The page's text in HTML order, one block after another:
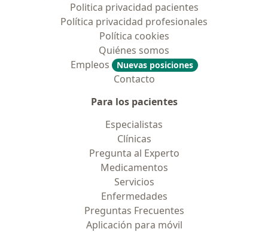
Politica privacidad pacientes
Política privacidad profesionales
Política cookies
Quiénes somos
Empleos
Nuevas posiciones
Contacto
Para los pacientes
Especialistas
Clínicas
Pregunta al Experto
Medicamentos
Servicios
Enfermedades
Preguntas Frecuentes
Aplicación para móvil